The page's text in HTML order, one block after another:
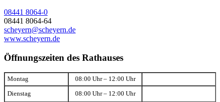
08441 8064-0
08441 8064-64
scheyern@scheyern.de
www.scheyern.de
Öffnungszeiten des Rathauses
Montag 08:00 Uhr – 12:00 Uhr
Dienstag 08:00 Uhr – 12:00 Uhr